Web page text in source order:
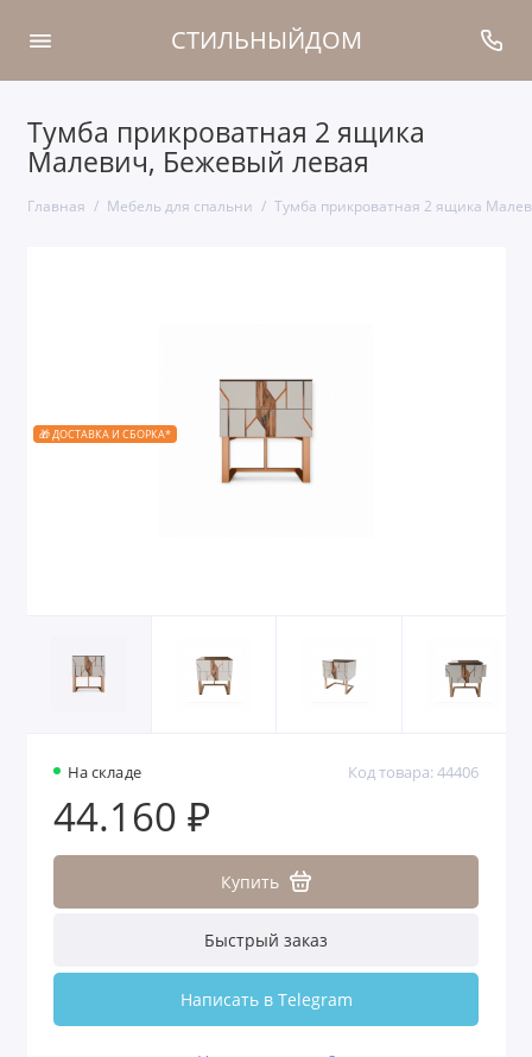
СТИЛЬНЫЙДОМ
Тумба прикроватная 2 ящика
Малевич, Бежевый левая
Главная Мебель для спальни Тумба прикроватная 2 ящика
🎁 ДОСТАВКА И СБОРКА*
На складе Код товара: 44406
44.160 ₽
Купить
Быстрый заказ
Написать в Telegram